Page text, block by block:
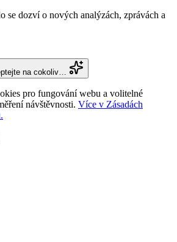
se dozví o nových analýzách, zprávách a
na cokoliv…
pro fungování webu a volitelné
návštěvnosti. Více v Zásadách